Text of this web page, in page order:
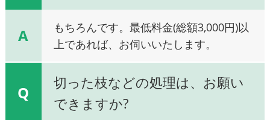
A
もちろんです。最低料金(総額3,000円)以
上であれば、お伺いいたします。
Q
切った枝などの処理は、お願い
できますか?